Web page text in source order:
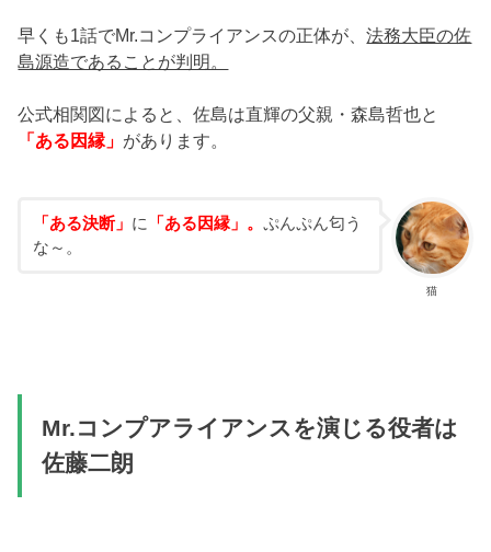
早くも1話でMr.コンプライアンスの正体が、法務大臣の佐
島源造であることが判明。
公式相関図によると、佐島は直輝の父親・森島哲也と
「ある因縁」 があります。
猫
「ある決断」 に 「ある因縁」。 ぷんぷん匂う
な～。
Mr.コンプアライアンスを演じる役者は
佐藤二朗